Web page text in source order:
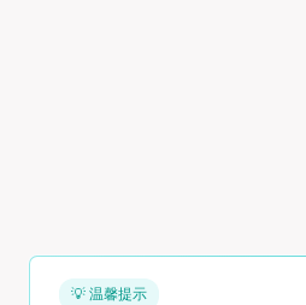
💡 温馨提示